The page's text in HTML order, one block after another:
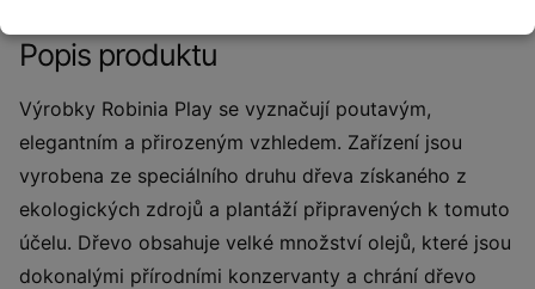
Popis produktu
Výrobky Robinia Play se vyznačují poutavým,
elegantním a přirozeným vzhledem. Zařízení jsou
vyrobena ze speciálního druhu dřeva získaného z
ekologických zdrojů a plantáží připravených k tomuto
účelu. Dřevo obsahuje velké množství olejů, které jsou
dokonalými přírodními konzervanty a chrání dřevo